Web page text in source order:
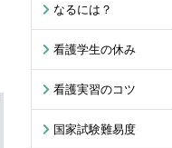
なるには？
看護学生の休み
看護実習のコツ
国家試験難易度